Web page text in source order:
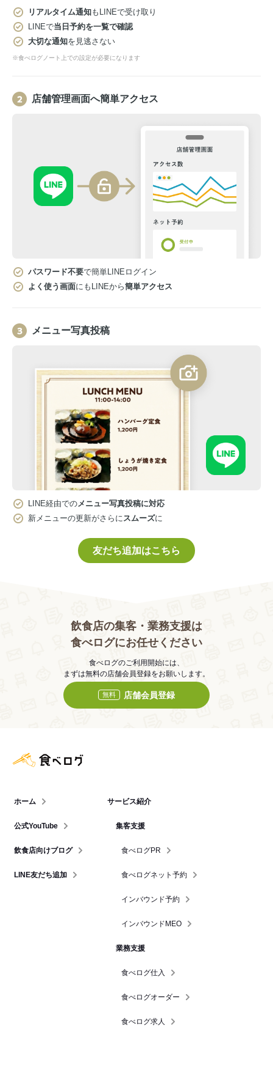
リアルタイム通知もLINEで受け取り
LINEで当日予約を一覧で確認
大切な通知を見逃さない
※食べログノート上での設定が必要になります
店舗管理画面へ簡単アクセス
パスワード不要で簡単LINEログイン
よく使う画面にもLINEから簡単アクセス
メニュー写真投稿
LINE経由でのメニュー写真投稿に対応
新メニューの更新がさらにスムーズに
友だち追加はこちら
飲食店の集客・業務支援は
食べログにお任せください
食べログのご利用開始には、
まずは無料の店舗会員登録をお願いします。
無料 店舗会員登録
ホーム
公式YouTube
飲食店向けブログ
LINE友だち追加
サービス紹介
集客支援
食べログPR
食べログネット予約
インバウンド予約
インバウンドMEO
業務支援
食べログ仕入
食べログオーダー
食べログ求人